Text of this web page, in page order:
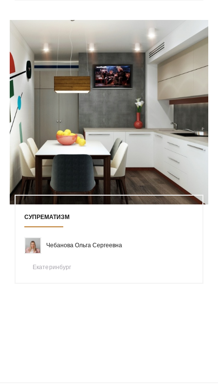
СУПРЕМАТИЗМ
Чебанова Ольга Сергеевна
Екатеринбург